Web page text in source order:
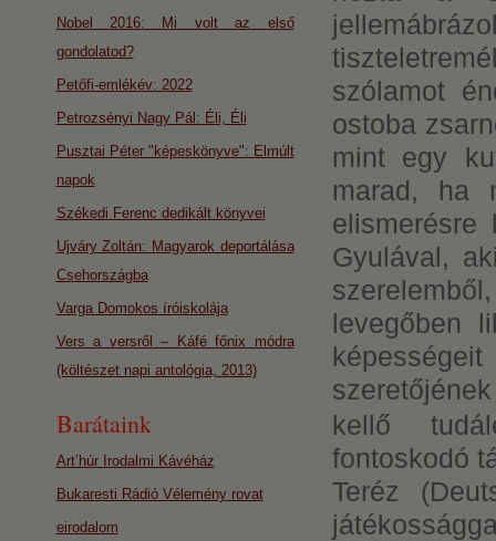
szólamot
ostoba
mint egy
marad, ha
elismerésre
Gyulával,
levegőben
kellő
fontoskodó
Teréz
Nobel 2016: Mi volt az első
gondolatod?
Petőfi-emlékév: 2022
Petrozsényi Nagy Pál: Éli, Éli
Pusztai Péter "képeskönyve": Elmúlt
napok
Székedi Ferenc dedikált könyvei
Ujváry Zoltán: Magyarok deportálása
Csehországba
Varga Domokos íróiskolája
Vers a versről – Káfé főnix módra
(költészet napi antológia, 2013)
Barátaink
Art’húr Irodalmi Kávéház
Bukaresti Rádió Vélemény rovat
eirodalom